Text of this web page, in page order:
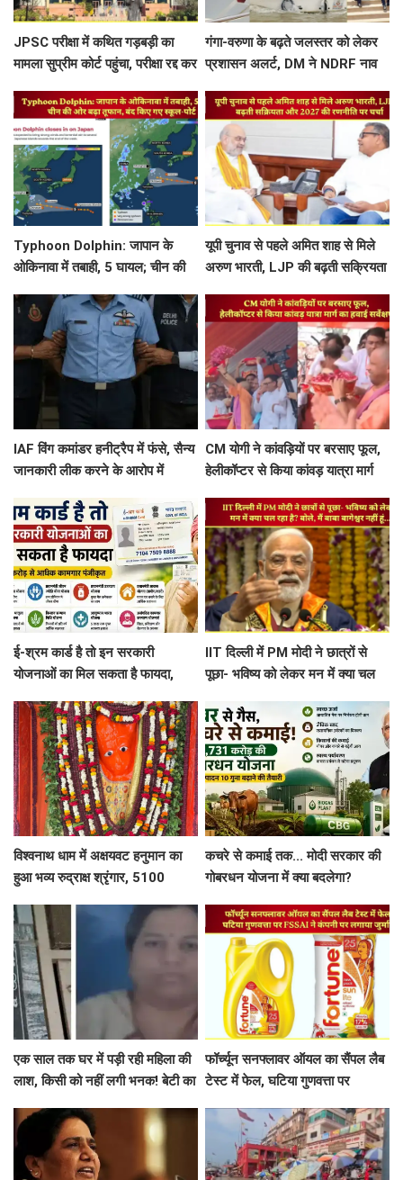
JPSC परीक्षा में कथित गड़बड़ी का
मामला सुप्रीम कोर्ट पहुंचा, परीक्षा रद्द कर
गंगा-वरुणा के बढ़ते जलस्तर को लेकर
प्रशासन अलर्ट, DM ने NDRF नाव
Typhoon Dolphin: जापान के
ओकिनावा में तबाही, 5 घायल; चीन की
यूपी चुनाव से पहले अमित शाह से मिले
अरुण भारती, LJP की बढ़ती सक्रियता
IAF विंग कमांडर हनीट्रैप में फंसे, सैन्य
जानकारी लीक करने के आरोप में
शक
CM योगी ने कांवड़ियों पर बरसाए फूल,
हेलीकॉप्टर से किया कांवड़ यात्रा मार्ग
ई-श्रम कार्ड है तो इन सरकारी
योजनाओं का मिल सकता है फायदा,
IIT दिल्ली में PM मोदी ने छात्रों से
पूछा- भविष्य को लेकर मन में क्या चल
विश्वनाथ धाम में अक्षयवट हनुमान का
हुआ भव्य रुद्राक्ष श्रृंगार, 5100
कचरे से कमाई तक... मोदी सरकार की
गोबरधन योजना में क्या बदलेगा?
एक साल तक घर में पड़ी रही महिला की
लाश, किसी को नहीं लगी भनक! बेटी का
फॉर्च्यून सनफ्लावर ऑयल का सैंपल लैब
टेस्ट में फेल, घटिया गुणवत्ता पर